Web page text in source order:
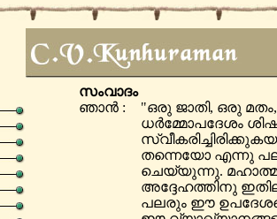
സംവാദം
ഞാന്‍ :
"ഒരു ജാതി, ഒരു
ധര്‍മ്മോപദേശം
തന്നെയോ എന്നു
ചെയ്യുന്നു.
അദ്ദേഹത്തിനു
പലരും ഈ